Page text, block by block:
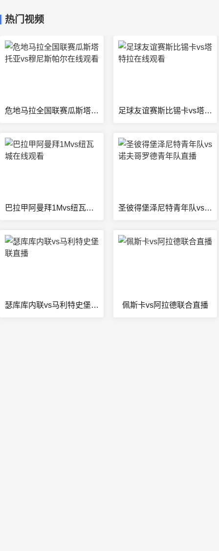
热门视频
危地马拉全国联赛瓜斯塔托亚vs穆尼斯帕尔在线观看 足球友谊赛斯比锡卡vs塔特拉在线观看
巴拉甲阿曼拜1Mvs纽瓦城在线观看 圣彼得堡泽尼特青年队vs诺夫哥罗德青年队直播
瑟库库内联vs马利特史堡联直播 佩斯卡vs阿拉德联合直播